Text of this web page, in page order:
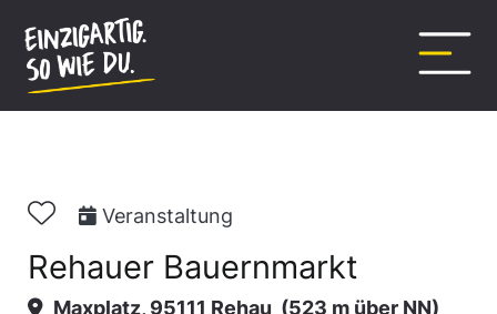
springen
Veranstaltung
Rehauer Bauernmarkt
Maxplatz, 95111 Rehau (523 m über NN)